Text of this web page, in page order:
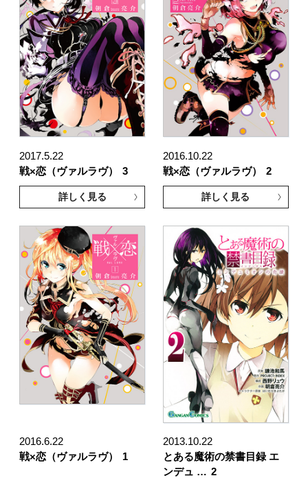
2017.5.22
戦×恋（ヴァルラヴ）
3
詳しく見る
2016.10.22
戦×恋（ヴァルラヴ）
2
詳しく見る
2016.6.22
戦×恋（ヴァルラヴ）
1
2013.10.22
とある魔術の禁書目録 エ
ンデュ … 2